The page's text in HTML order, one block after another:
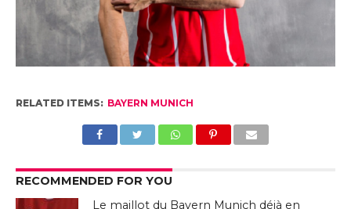
RELATED ITEMS: BAYERN MUNICH
RECOMMENDED FOR YOU
Le maillot du Bayern Munich déjà en